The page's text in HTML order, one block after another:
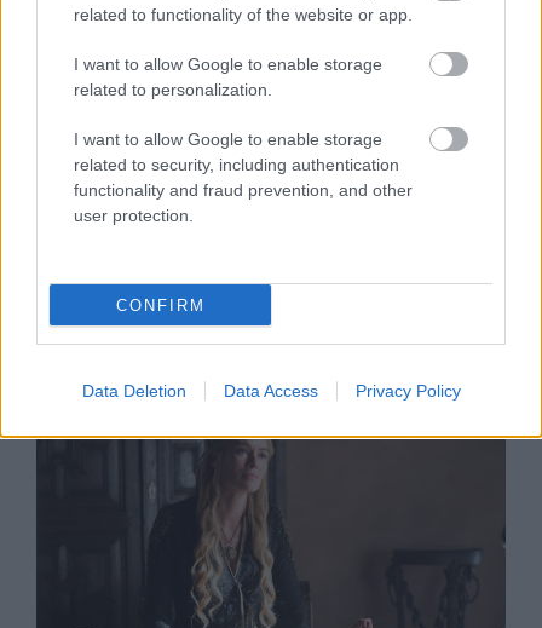
related to functionality of the website or app.
I want to allow Google to enable storage
related to personalization.
I want to allow Google to enable storage
related to security, including authentication
functionality and fraud prevention, and other
user protection.
CONFIRM
Data Deletion Data Access Privacy Policy
GLAMOUR POWER
mérgező, és veszélyben van a
mentális egészséged